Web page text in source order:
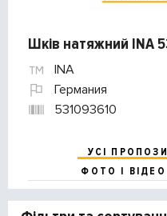
Шків натяжний INA
INA
Германия
531093610
УСІ
ФОТО І ВІДЕО